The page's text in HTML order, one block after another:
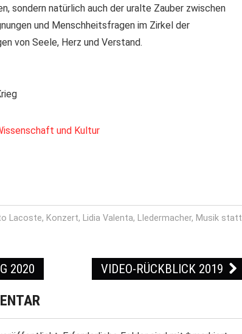
sondern natürlich auch der uralte Zauber zwischen
und Menschheitsfragen im Zirkel der
von Seele, Herz und Verstand.
und Kultur
Lacoste, Konzert, Lidia Valenta, LIedermacher, Musik statt
2020 VIDEO-RÜCKBLICK 2019